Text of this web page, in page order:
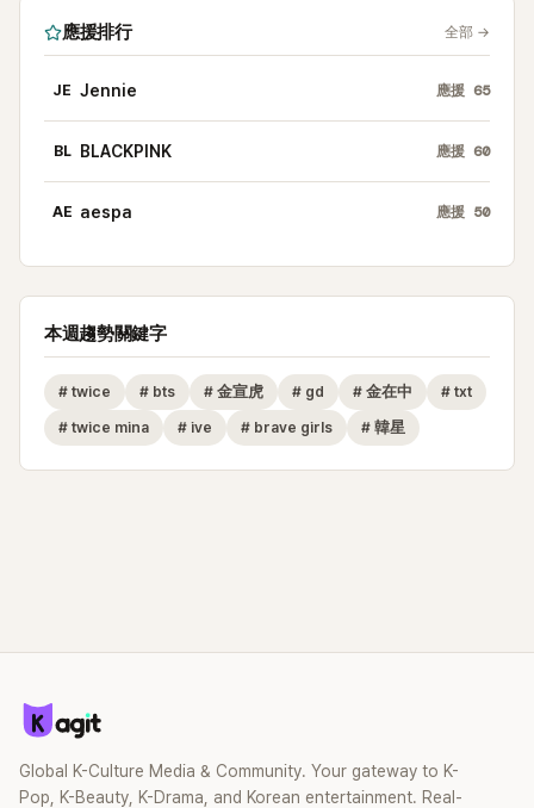
應援排行 全部 →
JE Jennie 應援 65
BL BLACKPINK 應援 60
AE aespa 應援 50
本週趨勢關鍵字
# twice # bts # 金宣虎 # gd # 金在中 # txt
# twice mina # ive # brave girls # 韓星
Global K-Culture Media & Community. Your gateway to K-
Pop, K-Beauty, K-Drama, and Korean entertainment. Real-